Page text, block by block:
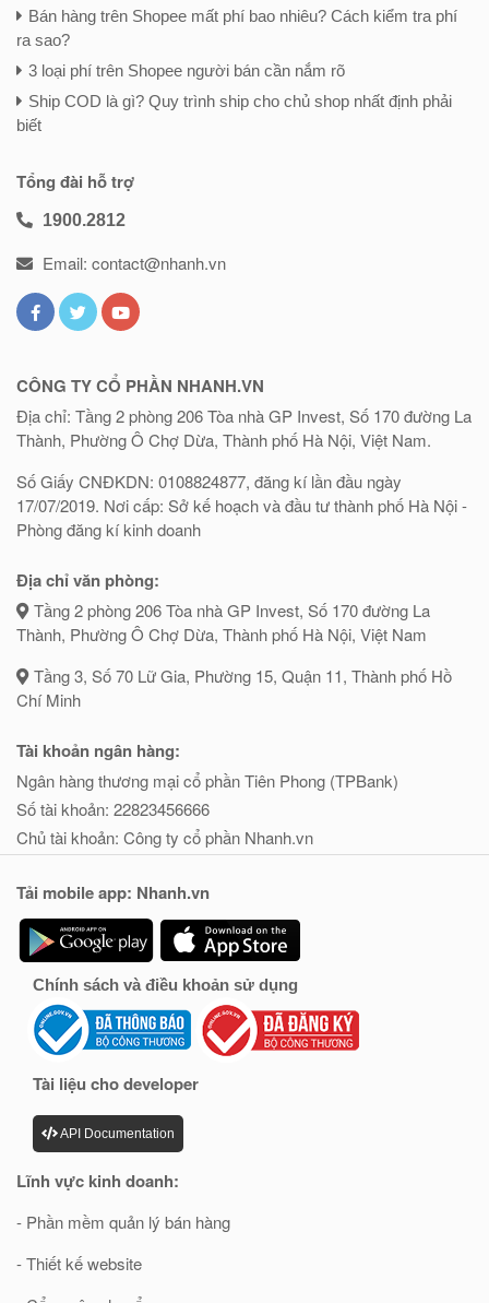
Bán hàng trên Shopee mất phí bao nhiêu? Cách kiểm tra phí
ra sao?
3 loại phí trên Shopee người bán cần nắm rõ
Ship COD là gì? Quy trình ship cho chủ shop nhất định phải
biết
Tổng đài hỗ trợ
1900.2812
Email: contact@nhanh.vn
CÔNG TY CỔ PHẦN NHANH.VN
Địa chỉ: Tầng 2 phòng 206 Tòa nhà GP Invest, Số 170 đường La
Thành, Phường Ô Chợ Dừa, Thành phố Hà Nội, Việt Nam.
Số Giấy CNĐKDN: 0108824877, đăng kí lần đầu ngày
17/07/2019. Nơi cấp: Sở kế hoạch và đầu tư thành phố Hà Nội -
Phòng đăng kí kinh doanh
Địa chỉ văn phòng:
Tầng 2 phòng 206 Tòa nhà GP Invest, Số 170 đường La
Thành, Phường Ô Chợ Dừa, Thành phố Hà Nội, Việt Nam
Tầng 3, Số 70 Lữ Gia, Phường 15, Quận 11, Thành phố Hồ
Chí Minh
Tài khoản ngân hàng:
Ngân hàng thương mại cổ phần Tiên Phong (TPBank)
Số tài khoản: 22823456666
Chủ tài khoản: Công ty cổ phần Nhanh.vn
Tải mobile app: Nhanh.vn
Chính sách và điều khoản sử dụng
Tài liệu cho developer
API Documentation
Lĩnh vực kinh doanh:
- Phần mềm quản lý bán hàng
- Thiết kế website